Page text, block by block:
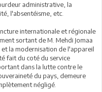
administrative, la
l'absentéisme, etc.
internationale et régionale
sortant de M. Mehdi Jomaa
la modernisation de l'appareil
fait du coté du service
dans la lutte contre le
du pays, demeure
négligé.